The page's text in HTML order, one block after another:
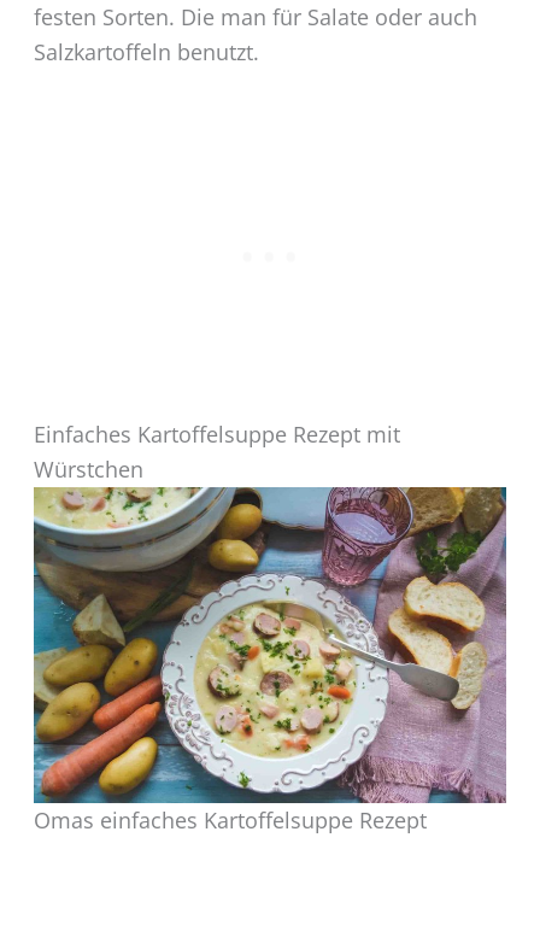
festen Sorten. Die man für Salate oder auch
Salzkartoffeln benutzt.
Einfaches Kartoffelsuppe Rezept mit
Würstchen
Omas einfaches Kartoffelsuppe Rezept